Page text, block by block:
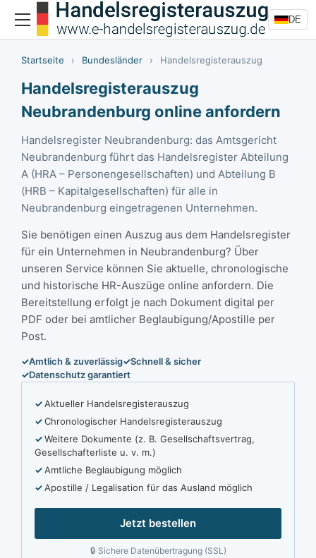
DE
Startseite › Bundesländer › Handelsregisterauszug
Handelsregisterauszug
Neubrandenburg online anfordern
Handelsregister Neubrandenburg: das Amtsgericht
Neubrandenburg führt das Handelsregister Abteilung
A (HRA – Personengesellschaften) und Abteilung B
(HRB – Kapitalgesellschaften) für alle in
Neubrandenburg eingetragenen Unternehmen.
Sie benötigen einen Auszug aus dem Handelsregister
für ein Unternehmen in Neubrandenburg? Über
unseren Service können Sie aktuelle, chronologische
und historische HR-Auszüge online anfordern. Die
Bereitstellung erfolgt je nach Dokument digital per
PDF oder bei amtlicher Beglaubigung/Apostille per
Post.
Amtlich & zuverlässig
Schnell & sicher
Datenschutz garantiert
Aktueller Handelsregisterauszug
Chronologischer Handelsregisterauszug
Weitere Dokumente (z. B. Gesellschaftsvertrag,
Gesellschafterliste u. v. m.)
Amtliche Beglaubigung möglich
Apostille / Legalisation für das Ausland möglich
Jetzt bestellen
Sichere Datenübertragung (SSL)